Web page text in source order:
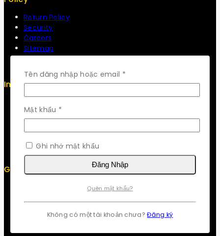
Return Policy
Security
Careers
Sitemap
FAQs
Info
About us
Checkout
My account
Get To Know Us
News & Blog
Tên đăng nhập hoặc email *Bắt
buộc
Mật khẩu *
buộc
Ghi nhớ mật khẩu
Đăng Nhập
Quên mật khẩu?
Không có một tài khoản chưa?Đăng ký